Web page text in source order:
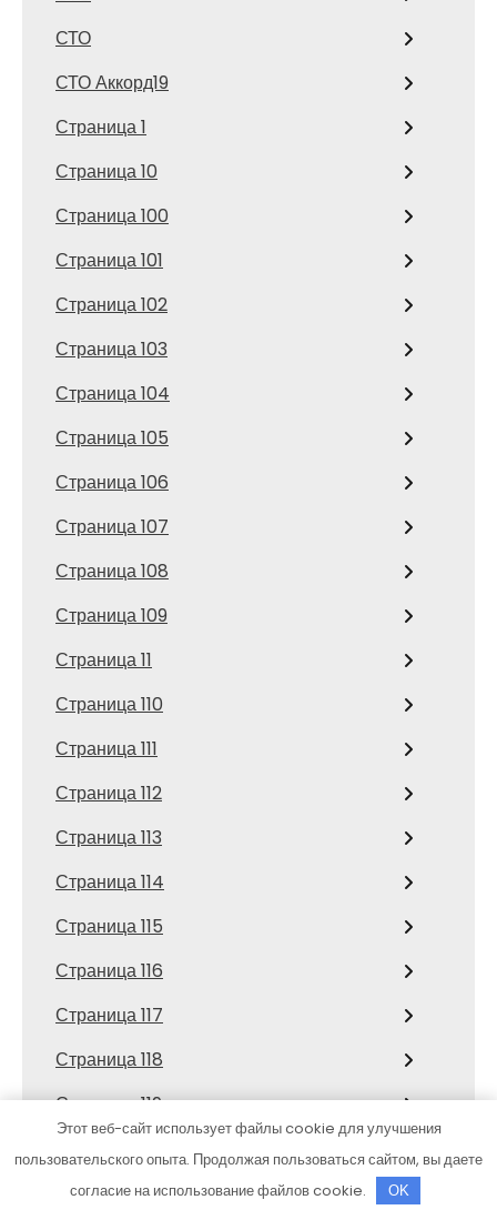
СТО
СТО Аккорд19
Страница 1
Страница 10
Страница 100
Страница 101
Страница 102
Страница 103
Страница 104
Страница 105
Страница 106
Страница 107
Страница 108
Страница 109
Страница 11
Страница 110
Страница 111
Страница 112
Страница 113
Страница 114
Страница 115
Страница 116
Страница 117
Страница 118
Страница 119
Страница 120
Этот веб-сайт использует файлы cookie для улучшения
пользовательского опыта. Продолжая пользоваться сайтом, вы даете
согласие на использование файлов cookie.
OK